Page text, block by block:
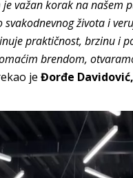
važan korak na našem
svakodnevnog života i
praktičnost, brzinu i
brendom,
je Đorđe